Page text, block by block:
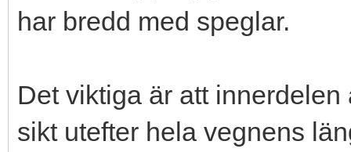
har bredd med speglar.
Det viktiga är att
sikt utefter hela vegnens